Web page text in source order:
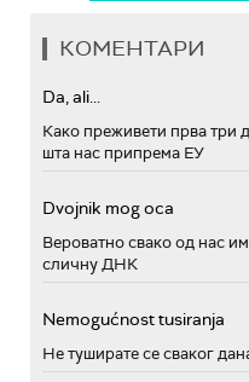
КОМЕНТАРИ
Da, ali...
Како преживети прва три
шта нас припрема ЕУ
Dvojnik mog oca
Вероватно свако од нас
сличну ДНК
Nemogućnost tusiranja
Не туширате се сваког